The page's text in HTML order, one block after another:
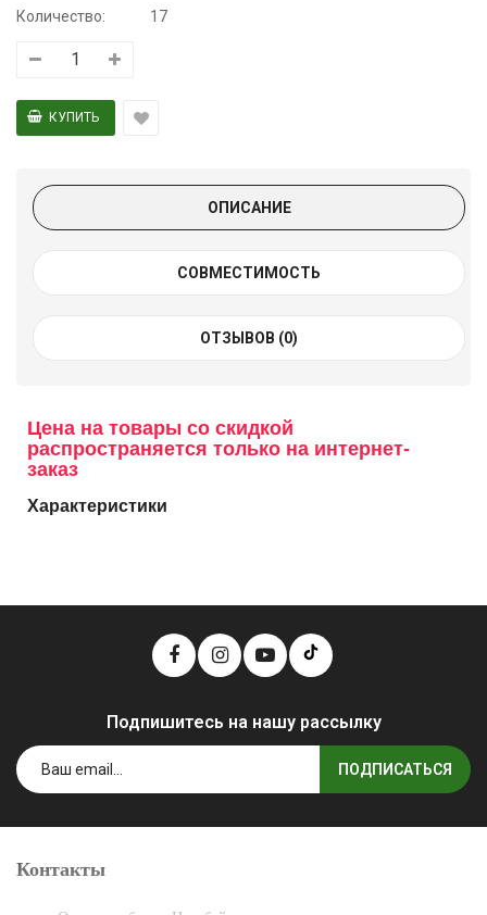
Количество:
17
ОПИСАНИЕ
СОВМЕСТИМОСТЬ
ОТЗЫВОВ (0)
Цена на товары со скидкой
распространяется только на интернет-
заказ
Характеристики
Подпишитесь на нашу рассылку
ПОДПИСАТЬСЯ
Контакты